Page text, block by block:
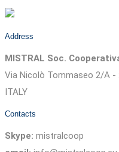
Address
MISTRAL Soc.
Via Nicolò Tommaseo 2/A -
ITALY
Contacts
Skype: mistralcoop